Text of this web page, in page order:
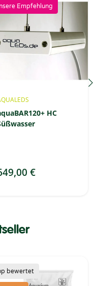
Empfehlung
HC
€
bewertet